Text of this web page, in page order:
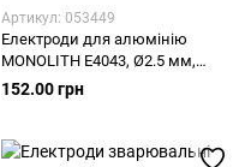
Артикул: 053449
Електроди для алюмінію
MONOLITH E4043, Ø2.5 мм,
тубус 3 шт (ПТ-53981)
152.00 грн